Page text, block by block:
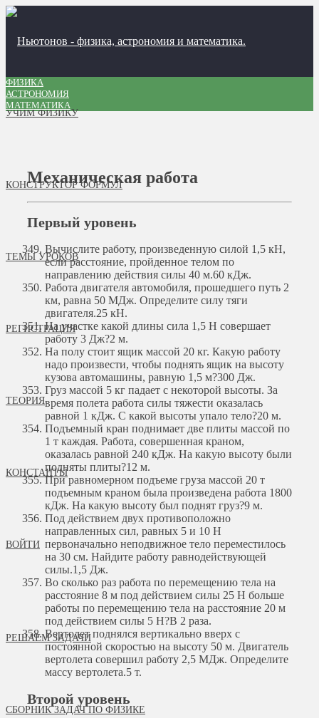
УЧИМ ФИЗИКУ
КОНСТРУКТОР ФОРМУЛ
ТЕМЫ УРОКОВ
РЕГИСТРАЦИЯ
ТЕОРИЯ
КОНСТАНТЫ
ВОЙТИ
РЕШАЕМ ЗАДАЧИ
СБОРНИК ЗАДАЧ ПО ФИЗИКЕ
ФИЗИКА
АСТРОНОМИЯ
МАТЕМАТИКА
Механическая работа
Первый уровень
Вычислите работу, произведенную силой 1,5 кН,
если расстояние, пройденное телом по
направлению действия силы 40 м.60 кДж.
Работа двигателя автомобиля, прошедшего путь 2
км, равна 50 МДж. Определите силу тяги
двигателя.25 кН.
На участке какой длины сила 1,5 Н совершает
работу 3 Дж?2 м.
На полу стоит ящик массой 20 кг. Какую работу
надо произвести, чтобы поднять ящик на высоту
кузова автомашины, равную 1,5 м?300 Дж.
Груз массой 5 кг падает с некоторой высоты. За
время полета работа силы тяжести оказалась
равной 1 кДж. С какой высоты упало тело?20 м.
Подъемный кран поднимает две плиты массой по
1 т каждая. Работа, совершенная краном,
оказалась равной 240 кДж. На какую высоту были
подняты плиты?12 м.
При равномерном подъеме груза массой 20 т
подъемным краном была произведена работа 1800
кДж. На какую высоту был поднят груз?9 м.
Под действием двух противоположно
направленных сил, равных 5 и 10 Н
первоначально неподвижное тело переместилось
на 30 см. Найдите работу равнодействующей
силы.1,5 Дж.
Во сколько раз работа по перемещению тела на
расстояние 8 м под действием силы 25 Н больше
работы по перемещению тела на расстояние 20 м
под действием силы 5 Н?В 2 раза.
Вертолет поднялся вертикально вверх с
постоянной скоростью на высоту 50 м. Двигатель
вертолета совершил работу 2,5 МДж. Определите
массу вертолета.5 т.
Второй уровень